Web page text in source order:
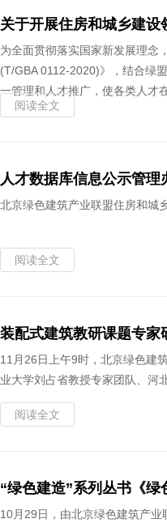
关于开展住房和城乡建设
为全面贯彻落实国家新发展理念
(T/GBA 0112-2020)》，结合绿
一管理和人才推广，使各类人才
阅读全文
人才数据库信息公示管理
北京绿色建筑产业联盟住房和城
阅读全文
装配式建筑教研课题专家
11月26日上午9时，北京绿色建
业大学刘占省教授专家团队、河
阅读全文
“绿色建造”系列丛书《
10月29日，由北京绿色建筑产业